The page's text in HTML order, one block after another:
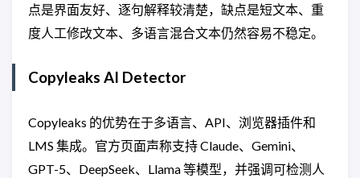
点是界面友好、逐句解释较清楚，缺点是短文本、重
度人工修改文本、多语言混合文本仍然容易不稳定。
Copyleaks AI Detector
Copyleaks 的优势在于多语言、API、浏览器插件和
LMS 集成。官方页面声称支持 Claude、Gemini、
GPT-5、DeepSeek、Llama 等模型，并强调可检测人